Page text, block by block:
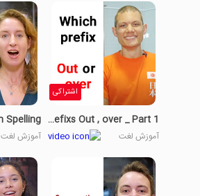
اشتراکی
The Prefixs Out , over _ Part 1
آموزش لغت آموزش لغت